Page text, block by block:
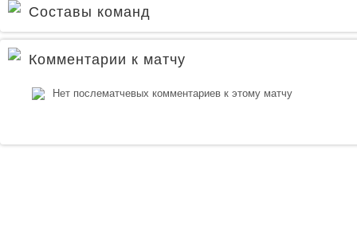
Составы команд
Комментарии к матчу
Нет послематчевых комментариев к этому матчу